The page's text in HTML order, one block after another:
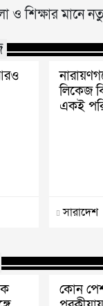
ও শিক্ষার মানে
লিকেজ
একই
সারাদেশ
কোন